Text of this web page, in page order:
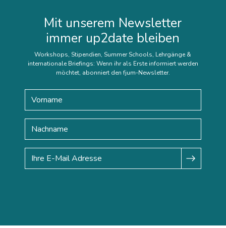
Mit unserem Newsletter
immer up2date bleiben
Workshops, Stipendien, Summer Schools, Lehrgänge &
internationale Briefings: Wenn ihr als Erste informiert werden
möchtet, abonniert den fjum-Newsletter.